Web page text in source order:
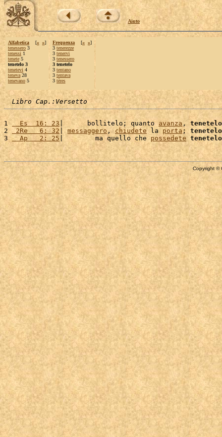
Aiuto
Alfabetica [« »]
tenessero 3
tenessi 1
tenete 5
tenetelo 3
tenetevi 4
teneva 28
tenevano 5
Frequenza [« »]
3 tenerezze
3 tenervi
3 tenessero
3 tenetelo
3 tentano
3 tentava
3 tères
Libro Cap.:Versetto
1
  Es  16: 23
|      bollitelo; quanto avanza , tenetelo
2
2Re   6: 32 messaggero, chiudete la porta ; tenetelo
3
  Ap   2: 25
|        ma quello che possedete tenetelo
Copyright ©